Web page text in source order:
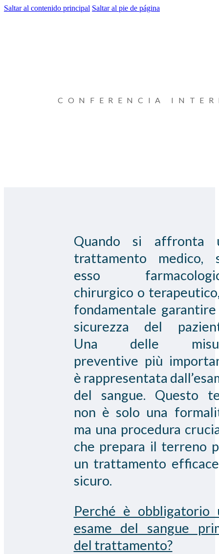
Saltar al contenido principal Saltar al pie de página
CONFERENCIA
Quando si affronta
trattamento medico,
esso
chirurgico o
fondamentale
sicurezza del
Una delle
preventive più
è rappresentata
del sangue. Questo
non è solo una
ma una procedura
che prepara il terreno
un trattamento
sicuro.
Perché è obbligatorio
esame del sangue
del trattamento?